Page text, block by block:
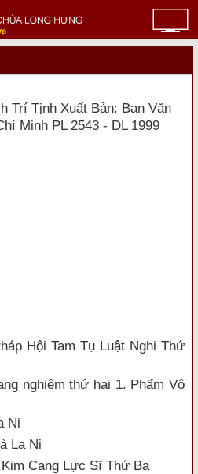
Trí Tịnh Xuất Bản: Ban Văn
Minh PL 2543 - DL 1999
Hội Tam Tụ Luật Nghi Thứ
nghiêm thứ hai 1. Phẩm Vô
Ni
La Ni
Cang Lực Sĩ Thứ Ba